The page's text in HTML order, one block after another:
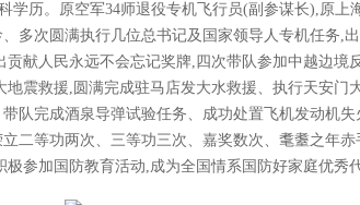
学历。原空军34师退役专机飞行员(副参谋长),原上
多次圆满执行几位总书记及国家领导人专机任务,
献人民永远不会忘记奖牌,四次带队参加中越边境
震救援,圆满完成驻马店发大水救援、执行天安门
队完成酒泉导弹试验任务、成功处置飞机发动机失
二等功两次、三等功三次、嘉奖数次、耄耋之年赤
参加国防教育活动,成为全国情系国防好家庭优秀代